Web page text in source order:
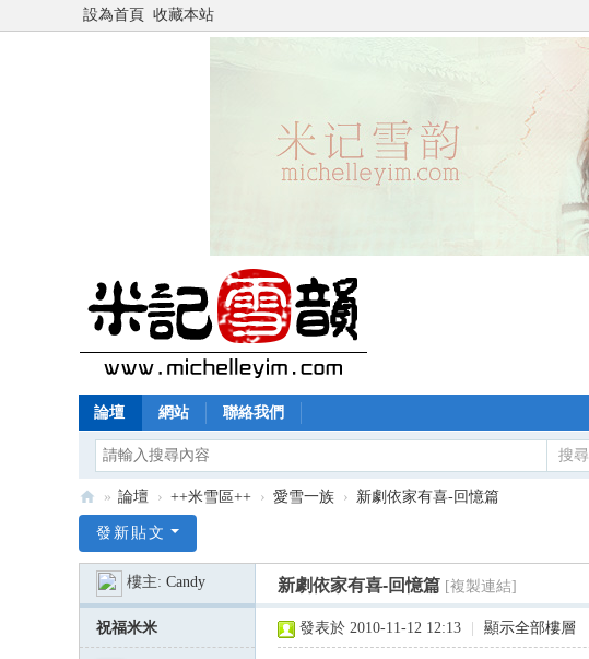
設為首頁 收藏本站
論壇 網站 聯絡我們
搜尋
米
» 論壇 › ++米雪區++ › 愛雪一族 › 新劇依家有喜-回憶篇
發新貼文
樓主: Candy 新劇依家有喜-回憶篇 [複製連結]
祝福米米 發表於 2010-11-12 12:13 顯示全部樓層